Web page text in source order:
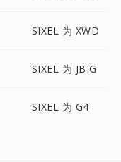
SIXEL 为 XWD
SIXEL 为 JBIG
SIXEL 为 G4